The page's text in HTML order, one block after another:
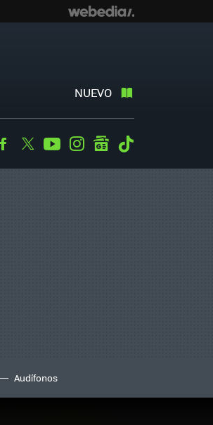
NUEVO
Facebook
TwitterYoutubeInstagramgooglenews
Audífonos